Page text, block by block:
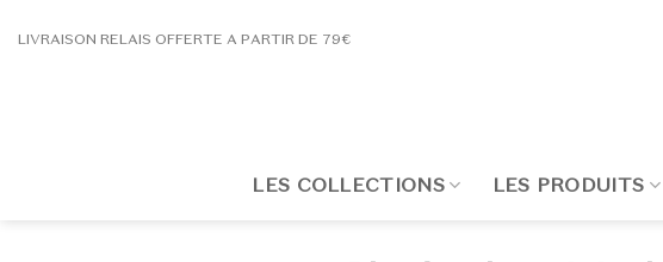
auLIVRAISON RELAIS OFFERTE A PARTIR DE 79€
LES COLLECTIONS LES PRODUITS